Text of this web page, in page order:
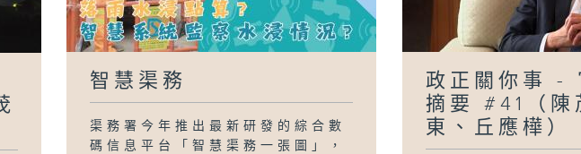
智慧渠務
渠務署今年推出最新研發的綜合數
碼信息平台「智慧渠務一張圖」，
政正關你事 -
摘要 #41（陳
東、丘應樺）